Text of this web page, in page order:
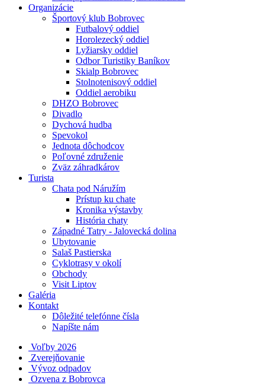
Organizácie
Športový klub Bobrovec
Futbalový oddiel
Horolezecký oddiel
Lyžiarsky oddiel
Odbor Turistiky Baníkov
Skialp Bobrovec
Stolnotenisový oddiel
Oddiel aerobiku
DHZO Bobrovec
Divadlo
Dychová hudba
Spevokol
Jednota dôchodcov
Poľovné združenie
Zväz záhradkárov
Turista
Chata pod Náružím
Prístup ku chate
Kronika výstavby
História chaty
Západné Tatry - Jalovecká dolina
Ubytovanie
Salaš Pastierska
Cyklotrasy v okolí
Obchody
Visit Liptov
Galéria
Kontakt
Dôležité telefónne čísla
Napíšte nám
Voľby 2026
Zverejňovanie
Vývoz odpadov
Ozvena z Bobrovca